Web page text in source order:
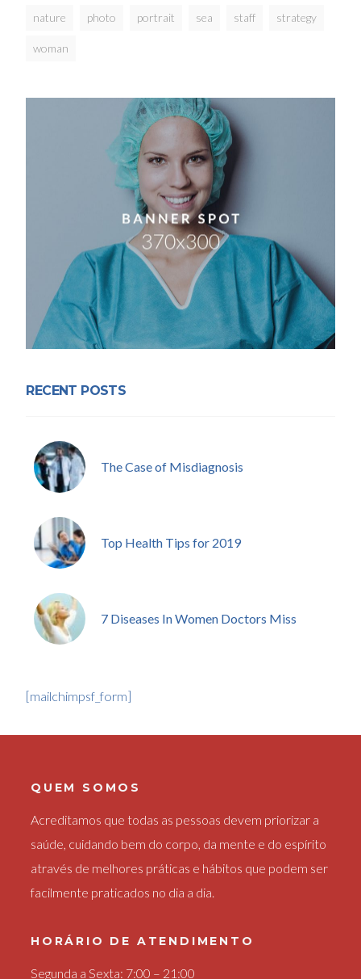
nature photo portrait sea staff strategy
woman
RECENT POSTS
The Case of Misdiagnosis
Top Health Tips for 2019
7 Diseases In Women Doctors Miss
[mailchimpsf_form]
QUEM SOMOS
Acreditamos que todas as pessoas devem priorizar a
saúde, cuidando bem do corpo, da mente e do espírito
através de melhores práticas e hábitos que podem ser
facilmente praticados no dia a dia.
HORÁRIO DE ATENDIMENTO
Segunda a Sexta: 7:00 – 21:00